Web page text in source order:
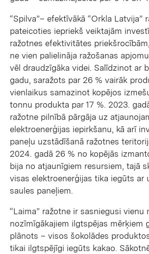
“Spilva”– efektīvākā “Orkla Latvija”
pateicoties iepriekš veiktajām
ražotnes efektivitātes
ne vien palielināja ražošanas
vēl draudzīgāka videi. Salīdzinot ar
gadu, saražots par 26 % vairāk
vienlaikus samazinot kopējos
tonnu produkta par 17 %. 2023.
ražotne pilnībā pārgāja uz
elektroenerģijas iepirkšanu, kā arī
paneļu uzstādīšanā ražotnes
2024. gadā 26 % no kopējās
bija no atjaunīgiem resursiem, tajā
visas elektroenerģijas tika iegūts ar
saules paneļiem.
“Laima” ražotne ir sasniegusi vienu
nozīmīgākajiem ilgtspējas mērķiem
plānots – visos šokolādes
tikai ilgtspējīgi iegūts kakao.